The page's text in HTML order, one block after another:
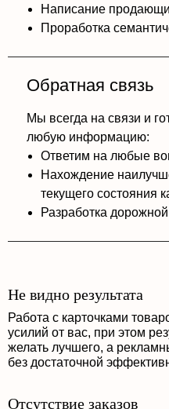
Написание
Проработка
Обратная связь
Мы всегда на связи и
любую информацию:
Ответим на любые
Нахождение
текущего состояния
Разработка
Не видно результата
Работа с карточками
усилий от вас, при этом
желать лучшего, а
без достаточной
Отсутствие заказов